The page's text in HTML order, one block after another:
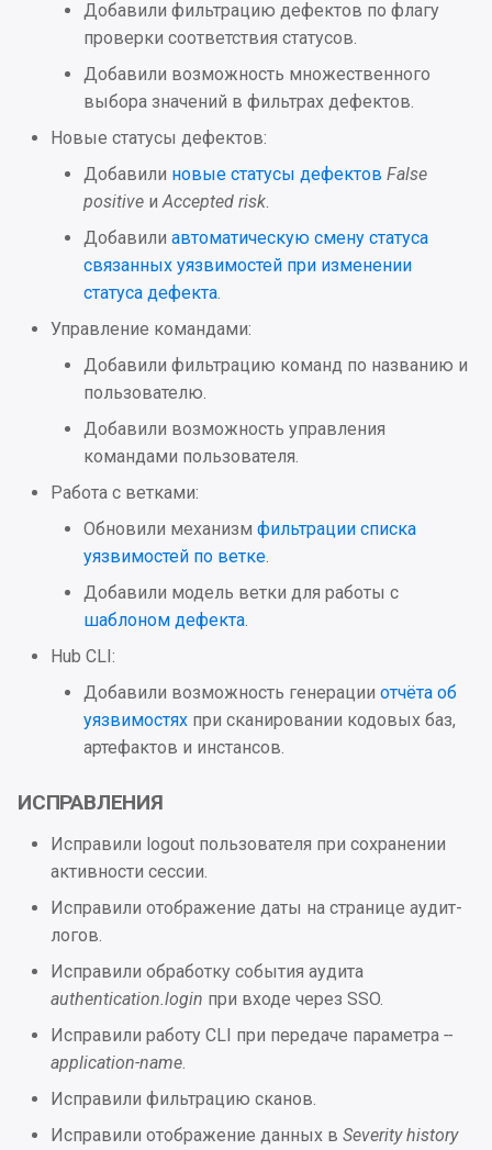
Улучшения
Исправления
Проблемы безопасности
2023.1.1
Исправления
Интеграции
Улучшения
Архитектура
Добавили фильтрацию дефектов по флагу
проверки соответствия статусов.
Добавили возможность множественного
выбора значений в фильтрах дефектов.
Новые статусы дефектов:
Добавили новые статусы дефектов False
positive иAccepted risk.
Добавили автоматическую смену статуса
связанных уязвимостей при изменении
статуса дефекта.
Управление командами:
Добавили фильтрацию команд по названию и
пользователю.
Добавили возможность управления
командами пользователя.
Работа с ветками:
Обновили механизм фильтрации списка
уязвимостей по ветке.
Добавили модель ветки для работы с
шаблоном дефекта.
Hub CLI:
Добавили возможность генерации отчёта об
уязвимостях при сканировании кодовых баз,
артефактов и инстансов.
ИСПРАВЛЕНИЯ
Исправили logout пользователя при сохранении
активности сессии.
Исправили отображение даты на странице аудит-
логов.
Исправили обработку события аудита
authentication.login при входе через SSO.
Исправили работу CLI при передаче параметра --
application-name
Исправили фильтрацию сканов.
Исправили отображение данных в Severity history